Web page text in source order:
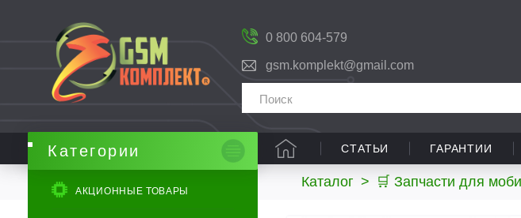
0 800 604-579
gsm.komplekt@gmail.com
СТАТЬИ ГАРАНТИИ
Каталог > 🛒 Запчасти для
Категории
АКЦИОННЫЕ ТОВАРЫ